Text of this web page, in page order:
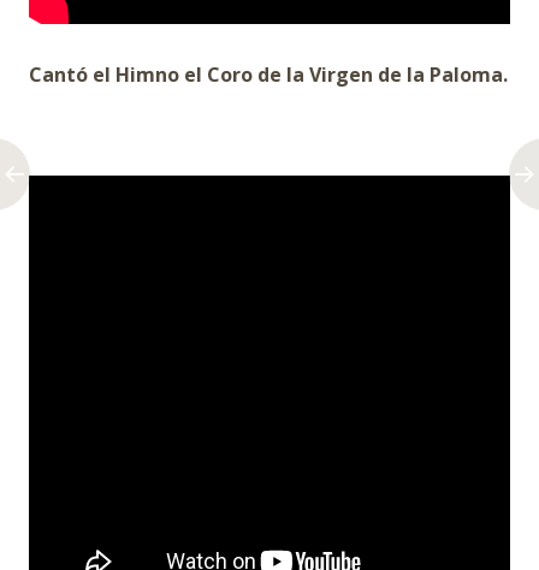
Cantó el Himno el Coro de la Virgen de la Paloma.